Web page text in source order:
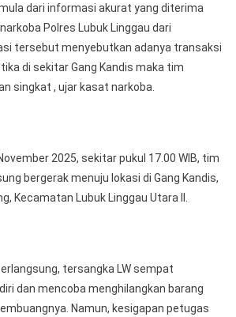
dari informasi akurat yang diterima
Polres Lubuk Linggau dari
tersebut menyebutkan adanya transaksi
di sekitar Gang Kandis maka tim
singkat , ujar kasat narkoba.
2025, sekitar pukul 17.00 WIB, tim
bergerak menuju lokasi di Gang Kandis,
Kecamatan Lubuk Linggau Utara II.
tersangka LW sempat
dan mencoba menghilangkan barang
Namun, kesigapan petugas